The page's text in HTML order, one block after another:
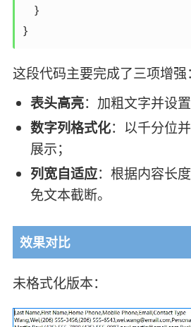
    }
}
这段代码主要完成了三项增强：
表头高亮：加粗文字并设
数字列格式化：以千分位
展示；
列宽自适应：根据内容长
免文本截断。
效果对比
未格式化版本：